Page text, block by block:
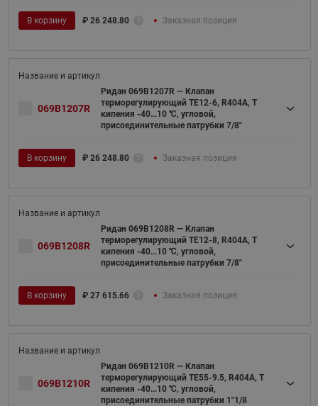
В корзину ₽ 26 248.80 Заказная позиция
069B1207R
Ридан 069B1207R — Клапан
терморегулирующий TE12-6, R404A, T
кипения -40...10 ℃, угловой,
присоединительные патрубки 7/8"
В корзину ₽ 26 248.80 Заказная позиция
069B1208R
Ридан 069B1208R — Клапан
терморегулирующий TE12-8, R404A, T
кипения -40...10 ℃, угловой,
присоединительные патрубки 7/8"
В корзину ₽ 27 615.66 Заказная позиция
069B1210R
Ридан 069B1210R — Клапан
терморегулирующий TE55-9.5, R404A, T
кипения -40...10 ℃, угловой,
присоединительные патрубки 1"1/8